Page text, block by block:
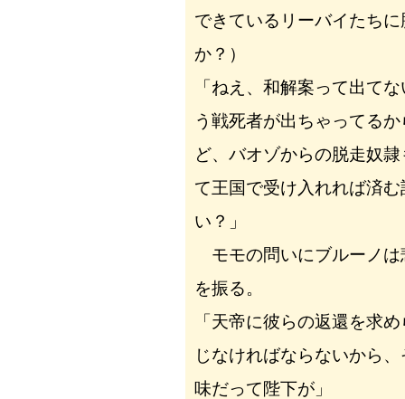
できているリーバイたち
か？）
「ねえ、和解案って出て
う戦死者が出ちゃってる
ど、バオゾからの脱走奴
て王国で受け入れれば済
い？」
モモの問いにブルーノは
を振る。
「天帝に彼らの返還を求
じなければならないから
味だって陛下が」